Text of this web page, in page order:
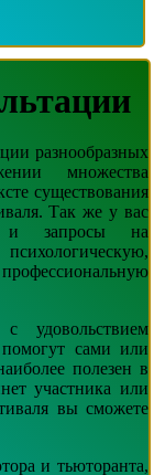
разнообразных
множества
существования
Так же у вас
и запросы на
удовольствием
сами или
полезен в
участника или
вы сможете
и тьюторанта,